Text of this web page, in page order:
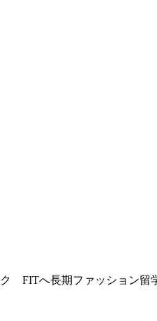
FITへ長期ファッション留